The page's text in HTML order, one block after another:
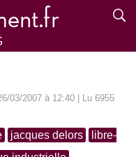
03/2007 à 12:40 | Lu 6955
jacques delors
libre-